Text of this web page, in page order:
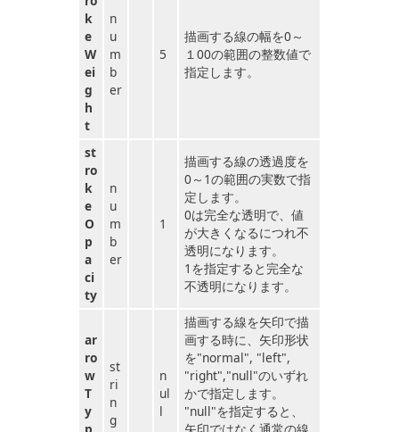
k
e
W
ei
g
h
t
n
u
m
b
er
5
描画する線の幅を0～
１00の範囲の整数値で
指定します。
st
ro
k
e
O
p
a
ci
ty
n
u
m
b
er
1
描画する線の透過度を
0～1の範囲の実数で指
定します。
0は完全な透明で、値
が大きくなるにつれ不
透明になります。
1を指定すると完全な
不透明になります。
ar
ro
w
T
y
st
ri
n
g
n
ul
l
描画する線を矢印で描
画する時に、矢印形状
を"normal", "left",
"right","null"のいずれ
かで指定します。
"null"を指定すると、